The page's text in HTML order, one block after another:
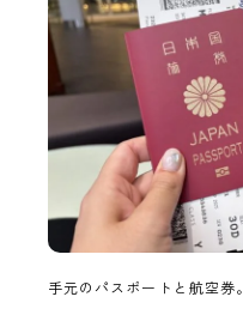
手元のパスポートと航空券。